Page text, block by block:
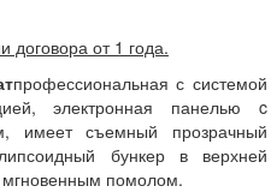
договора от 1 года.
профессиональная с системой
электронная панелью c
имеет съемный прозрачный
бункер в верхней
мгновенным помолом.